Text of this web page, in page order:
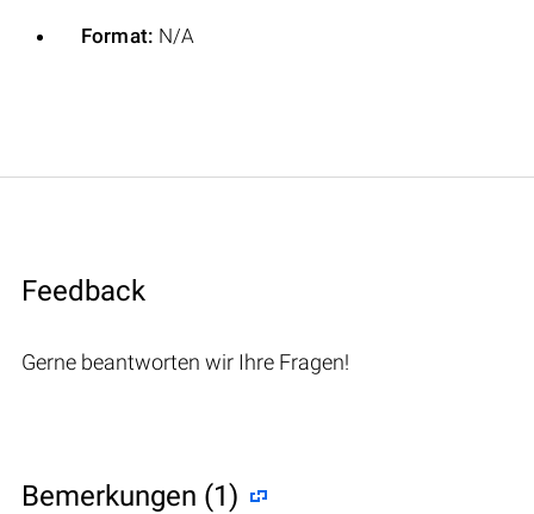
Format: N/A
Feedback
Gerne beantworten wir Ihre Fragen!
Bemerkungen (1)